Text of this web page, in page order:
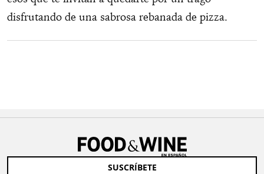
disfrutando de una sabrosa rebanada de pizza.
SUSCRÍBETE